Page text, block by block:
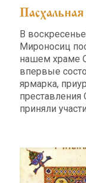
В
Мироносиц
нашем храме
впервые
ярмарка,
приняли